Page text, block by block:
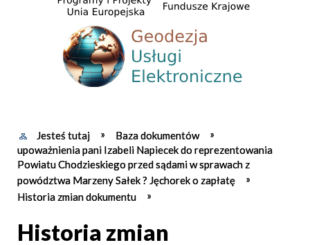
Jesteś tutaj
Baza dokumentów
upoważnienia pani Izabeli Napiecek do reprezentowania
Powiatu Chodzieskiego przed sądami w sprawach z
powództwa Marzeny Sałek ? Jęchorek o zapłatę
Historia zmian dokumentu
Historia zmian